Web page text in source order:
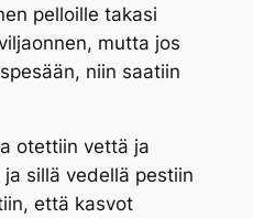
pelloille takasi
mutta jos
niin saatiin
otettiin vettä ja
sillä vedellä pestiin
että kasvot